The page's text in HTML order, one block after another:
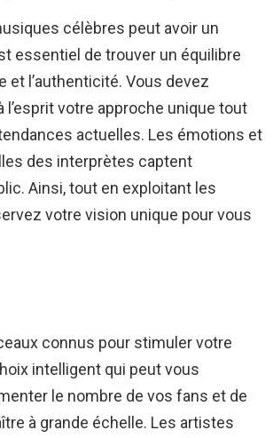
célèbres peut avoir un
essentiel de trouver un équilibre
et l’authenticité. Vous devez
l’esprit votre approche unique tout
actuelles. Les émotions et
des interprètes captent
Ainsi, tout en exploitant les
votre vision unique pour vous
connus pour stimuler votre
intelligent qui peut vous
le nombre de vos fans et de
à grande échelle. Les artistes